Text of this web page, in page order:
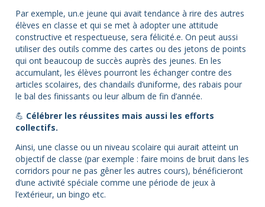
Par exemple, un.e jeune qui avait tendance à rire des autres
élèves en classe et qui se met à adopter une attitude
constructive et respectueuse, sera félicité.e. On peut aussi
utiliser des outils comme des cartes ou des jetons de points
qui ont beaucoup de succès auprès des jeunes. En les
accumulant, les élèves pourront les échanger contre des
articles scolaires, des chandails d’uniforme, des rabais pour
le bal des finissants ou leur album de fin d’année.
💪 Célébrer les réussites mais aussi les efforts
collectifs.
Ainsi, une classe ou un niveau scolaire qui aurait atteint un
objectif de classe (par exemple : faire moins de bruit dans les
corridors pour ne pas gêner les autres cours), bénéficieront
d’une activité spéciale comme une période de jeux à
l’extérieur, un bingo etc.